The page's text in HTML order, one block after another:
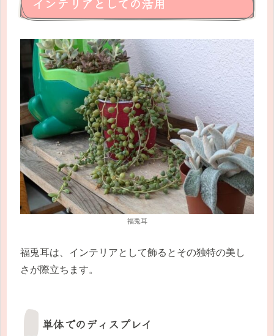
福兎耳
福兎耳は、インテリアとして飾るとその独特の美し
さが際立ちます。
単体でのディスプレイ